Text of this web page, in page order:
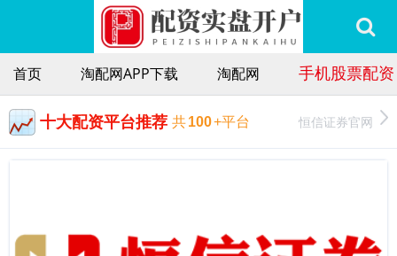
首页 淘配网APP下载 淘配网 手机股票配资
十大配资平台推荐 共100+平台 恒信证券官网